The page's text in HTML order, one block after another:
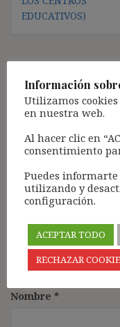
EDUCATIVOS)
Deja una
Tu dirección de
campos obligatorios
Comentario*
Nombre *
Información
Utilizamos
en nuestra web.
Al hacer clic en
consentimiento
Puedes informarte
utilizando y
configuración.
ACEPTAR TODO
RECHAZAR